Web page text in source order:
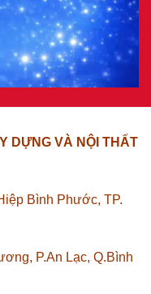
DỰNG VÀ NỘI THẤT
Bình Phước, TP.
P.An Lạc, Q.Bình